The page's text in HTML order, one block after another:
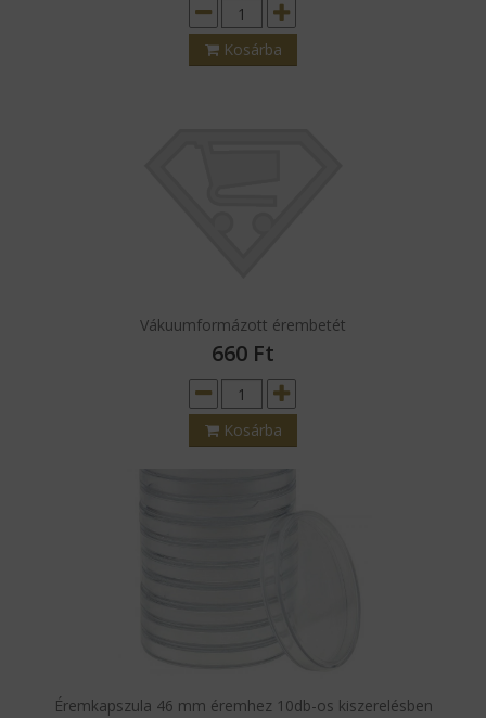
Kosárba
Vákuumformázott érembetét
660 Ft
Kosárba
Éremkapszula 46 mm éremhez 10db-os kiszerelésben